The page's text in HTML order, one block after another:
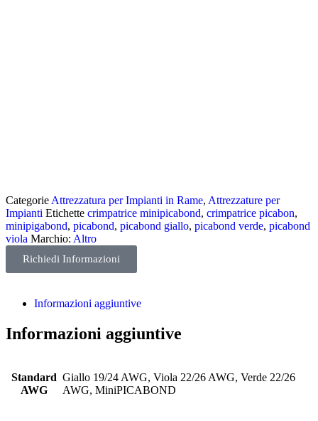
Categorie Attrezzatura per Impianti in Rame, Attrezzature per
Impianti Etichette crimpatrice minipicabond, crimpatrice picabon,
minipigabond, picabond, picabond giallo, picabond verde, picabond
viola Marchio: Altro
Richiedi Informazioni
Informazioni aggiuntive
Informazioni aggiuntive
Standard
AWG
Giallo 19/24 AWG, Viola 22/26 AWG, Verde 22/26
AWG, MiniPICABOND